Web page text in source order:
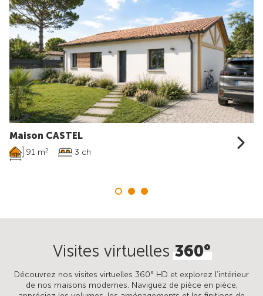
Maison CASTEL
91 m2 3 ch
Visites virtuelles360°
Découvrez nos visites virtuelles 360° HD et explorez l’intérieur
de nos maisons modernes. Naviguez de pièce en pièce,